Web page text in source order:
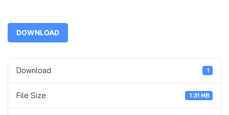
DOWNLOAD
Download 1
File Size 1.31 MB